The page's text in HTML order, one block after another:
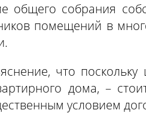
общего собрания
помещений в
что поскольку
дома, –
условием